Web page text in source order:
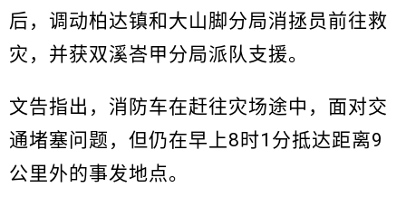
后，调动柏达镇和大山脚分局消拯员前往救
灾，并获双溪峇甲分局派队支援。
文告指出，消防车在赶往灾场途中，面对交
通堵塞问题，但仍在早上8时1分抵达距离9
公里外的事发地点。